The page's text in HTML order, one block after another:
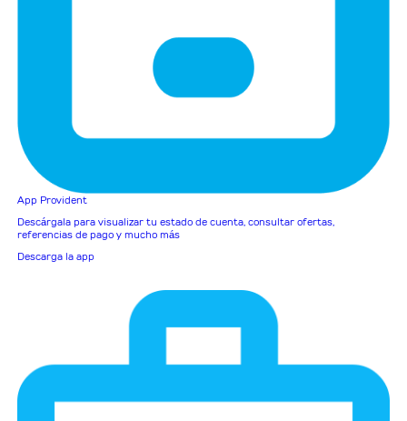
App Provident
Descárgala para visualizar tu estado de cuenta, consultar ofertas,
referencias de pago y mucho más
Descarga la app